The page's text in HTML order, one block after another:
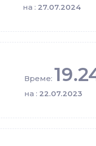
на : 27.07.2024
Време:
на : 22.07.2023